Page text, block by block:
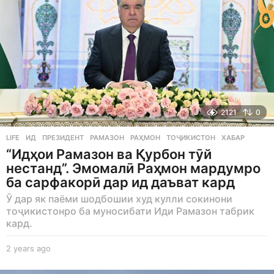
2121 0
LIFE ИД ,ПРЕЗИДЕНТ ,РАМАЗОН ,РАҲМОН ,ТОҶИКИСТОН ,ХАБАР
“Идҳои Рамазон ва Қурбон тӯй
нестанд”. Эмомалӣ Раҳмон мардумро
ба сарфакорӣ дар ид даъват кард
Ӯ дар як паёми шодбошии худ кулли сокинони
тоҷикистонро ба муносибати Иди Рамазон табрик
кард.
2 years ago
e